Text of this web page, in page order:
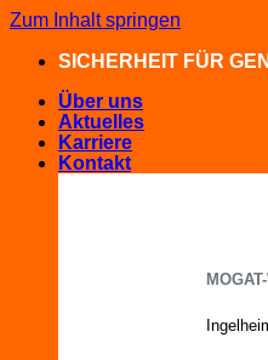
Zum Inhalt springen
SICHERHEIT FÜR
Über uns
Aktuelles
Karriere
Kontakt